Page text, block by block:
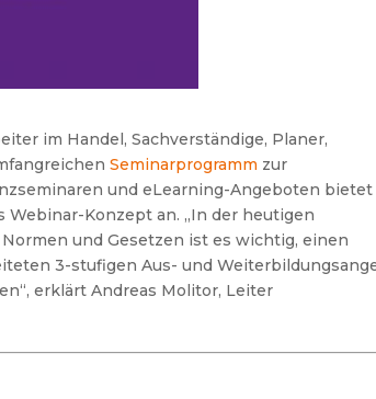
im Handel, Sachverständige, Planer,
Seminarprogramm zur
und eLearning-Angeboten bietet
Konzept an. „In der heutigen
und Gesetzen ist es wichtig, einen
3-stufigen Aus- und
erklärt Andreas Molitor, Leiter